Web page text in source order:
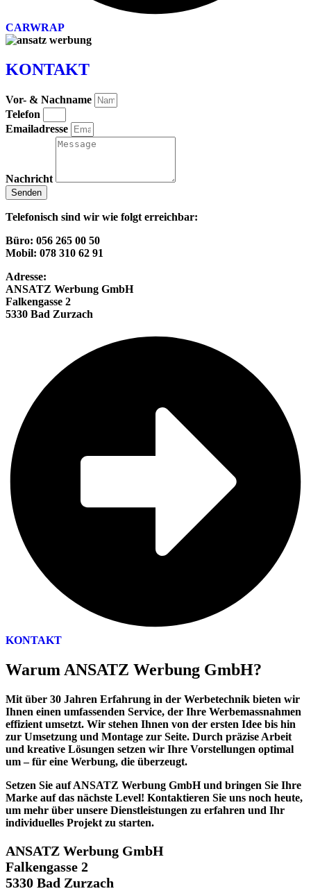
CARWRAP
KONTAKT
Vor- & Nachname
Telefon
Emailadresse
Nachricht
Senden
Telefonisch sind wir wie folgt erreichbar:
Büro: 056 265 00 50
Mobil: 078 310 62 91
Adresse:
ANSATZ Werbung GmbH
Falkengasse 2
5330 Bad Zurzach
KONTAKT
Warum ANSATZ Werbung GmbH?
Mit über 30 Jahren Erfahrung in der Werbetechnik bieten wir
Ihnen einen umfassenden Service, der Ihre Werbemassnahmen
effizient umsetzt. Wir stehen Ihnen von der ersten Idee bis hin
zur Umsetzung und Montage zur Seite. Durch präzise Arbeit
und kreative Lösungen setzen wir Ihre Vorstellungen optimal
um – für eine Werbung, die überzeugt.
Setzen Sie auf ANSATZ Werbung GmbH und bringen Sie Ihre
Marke auf das nächste Level! Kontaktieren Sie uns noch heute,
um mehr über unsere Dienstleistungen zu erfahren und Ihr
individuelles Projekt zu starten.
ANSATZ Werbung GmbH
Falkengasse 2
5330 Bad Zurzach